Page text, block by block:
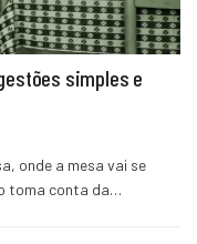
simples e
onde a mesa vai se
toma conta da…